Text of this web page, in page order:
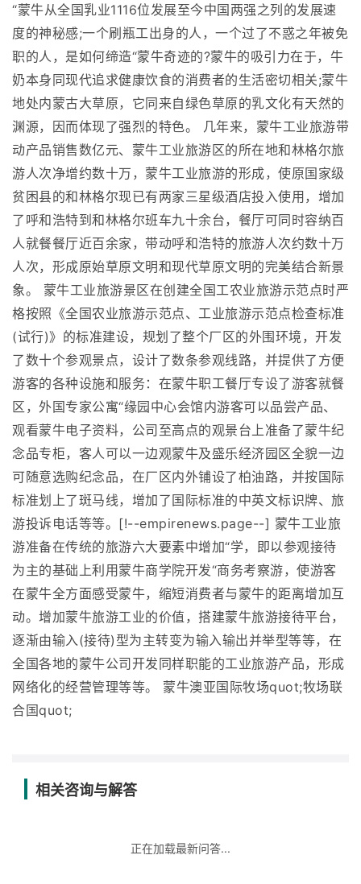
“蒙牛从全国乳业1116位发展至今中国两强之列的发展速
度的神秘感;一个刷瓶工出身的人，一个过了不惑之年被免
职的人，是如何缔造“蒙牛奇迹的?蒙牛的吸引力在于，牛
奶本身同现代追求健康饮食的消费者的生活密切相关;蒙牛
地处内蒙古大草原，它同来自绿色草原的乳文化有天然的
渊源，因而体现了强烈的特色。 几年来，蒙牛工业旅游带
动产品销售数亿元、蒙牛工业旅游区的所在地和林格尔旅
游人次净增约数十万，蒙牛工业旅游的形成，使原国家级
贫困县的和林格尔现已有两家三星级酒店投入使用，增加
了呼和浩特到和林格尔班车九十余台，餐厅可同时容纳百
人就餐餐厅近百余家，带动呼和浩特的旅游人次约数十万
人次，形成原始草原文明和现代草原文明的完美结合新景
象。 蒙牛工业旅游景区在创建全国工农业旅游示范点时严
格按照《全国农业旅游示范点、工业旅游示范点检查标准
(试行)》的标准建设，规划了整个厂区的外围环境，开发
了数十个参观景点，设计了数条参观线路，并提供了方便
游客的各种设施和服务：在蒙牛职工餐厅专设了游客就餐
区，外国专家公寓“缘园中心会馆内游客可以品尝产品、
观看蒙牛电子资料，公司至高点的观景台上准备了蒙牛纪
念品专柜，客人可以一边观蒙牛及盛乐经济园区全貌一边
可随意选购纪念品，在厂区内外铺设了柏油路，并按国际
标准划上了斑马线，增加了国际标准的中英文标识牌、旅
游投诉电话等等。[!--empirenews.page--] 蒙牛工业旅
游准备在传统的旅游六大要素中增加“学，即以参观接待
为主的基础上利用蒙牛商学院开发“商务考察游，使游客
在蒙牛全方面感受蒙牛，缩短消费者与蒙牛的距离增加互
动。增加蒙牛旅游工业的价值，搭建蒙牛旅游接待平台，
逐渐由输入(接待)型为主转变为输入输出并举型等等，在
全国各地的蒙牛公司开发同样职能的工业旅游产品，形成
网络化的经营管理等等。 蒙牛澳亚国际牧场quot;牧场联
合国quot;
相关咨询与解答
正在加载最新问答...